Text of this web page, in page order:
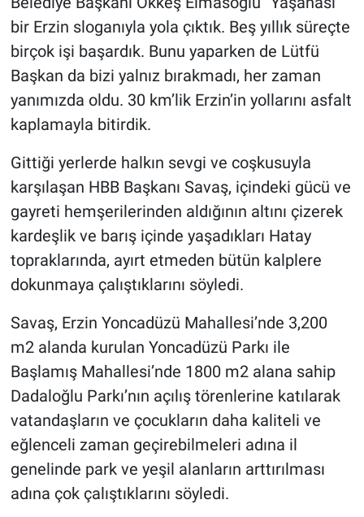
bir Erzin sloganıyla yola çıktık. Beş yıllık süreçte
birçok işi başardık. Bunu yaparken de Lütfü
Başkan da bizi yalnız bırakmadı, her zaman
yanımızda oldu. 30 km’lik Erzin’in yollarını asfalt
kaplamayla bitirdik.
Gittiği yerlerde halkın sevgi ve coşkusuyla
karşılaşan HBB Başkanı Savaş, içindeki gücü ve
gayreti hemşerilerinden aldığının altını çizerek
kardeşlik ve barış içinde yaşadıkları Hatay
topraklarında, ayırt etmeden bütün kalplere
dokunmaya çalıştıklarını söyledi.
Savaş, Erzin Yoncadüzü Mahallesi’nde 3,200
m2 alanda kurulan Yoncadüzü Parkı ile
Başlamış Mahallesi’nde 1800 m2 alana sahip
Dadaloğlu Parkı’nın açılış törenlerine katılarak
vatandaşların ve çocukların daha kaliteli ve
eğlenceli zaman geçirebilmeleri adına il
genelinde park ve yeşil alanların arttırılması
adına çok çalıştıklarını söyledi.